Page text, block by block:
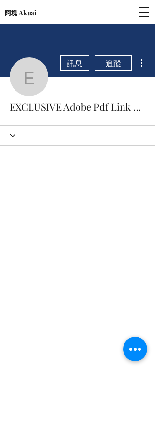
阿塊 Akuai
EXCLUSIVE
訊息 追蹤
EXCLUSIVE Adobe Pdf Link Helper Add On Download